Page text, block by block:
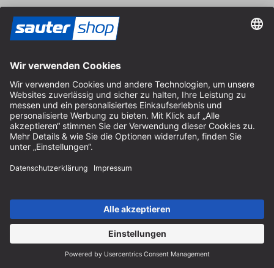
Fachberatung
info@sautershop.de
Service-Hotline
+49 (0) 8152 92898-81
info@sautershop.de
Telefonzeit Montag bis Freitag
Store / Ladengeschäft
Arzbergerstraße 4